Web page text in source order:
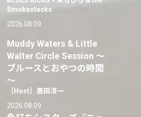
Smokestacks
2026.08.09
Muddy Waters & Little
Walter Circle Session ～
ブルースとおやつの時間
～
［Host］豊田淳一
2026.08.09